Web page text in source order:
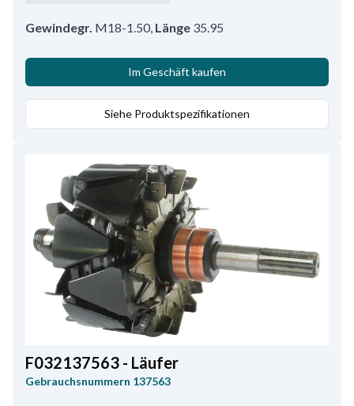
Gewindegr. M18-1.50, Länge 35.95
Im Geschäft kaufen
Siehe Produktspezifikationen
F032137563 - Läufer
Gebrauchsnummern 137563